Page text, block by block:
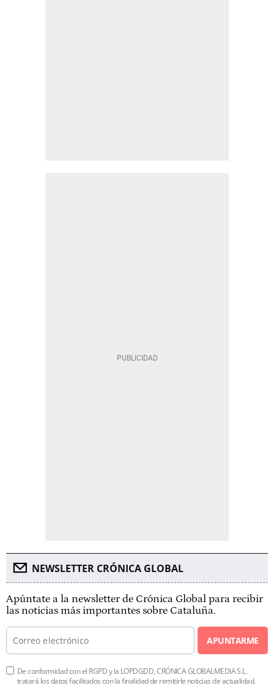
NEWSLETTER CRÓNICA GLOBAL
Apúntate a la newsletter de Crónica Global para recibir
las noticias más importantes sobre Cataluña.
APUNTARME
De conformidad con el RGPD y la LOPDGDD, CRÓNICA GLOBALMEDIA S.L.
tratará los datos facilitados con la finalidad de remitirle noticias de actualidad.